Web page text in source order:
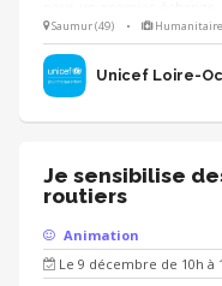
Le Prix littérature
novembre, la consultation
Saumur (49) • Humanitaire
Unicef Loire-
Je sensibilise
routiers
Animation
Le 9 décembre de 10h à